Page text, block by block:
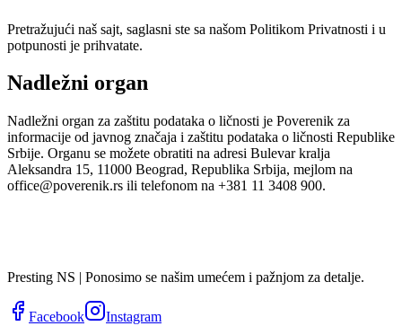
Pretražujući naš sajt, saglasni ste sa našom Politikom Privatnosti i u
potpunosti je prihvatate.
Nadležni organ
Nadležni organ za zaštitu podataka o ličnosti je Poverenik za
informacije od javnog značaja i zaštitu podataka o ličnosti Republike
Srbije. Organu se možete obratiti na adresi Bulevar kralja
Aleksandra 15, 11000 Beograd, Republika Srbija, mejlom na
office@poverenik.rs ili telefonom na +381 11 3408 900.
Presting NS | Ponosimo se našim umećem i pažnjom za detalje.
Facebook Instagram